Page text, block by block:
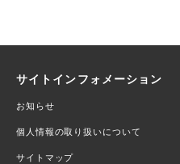
サイトインフォメーション
お知らせ
個人情報の取り扱いについて
サイトマップ